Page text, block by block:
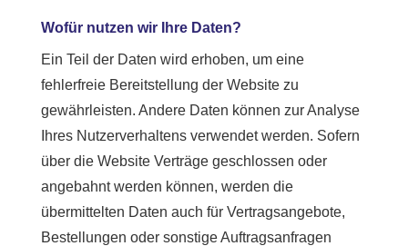
Wofür nutzen wir Ihre Daten?
Ein Teil der Daten wird erhoben, um eine
fehlerfreie Bereitstellung der Website zu
gewährleisten. Andere Daten können zur Analyse
Ihres Nutzerverhaltens verwendet werden. Sofern
über die Website Verträge geschlossen oder
angebahnt werden können, werden die
übermittelten Daten auch für Vertragsangebote,
Bestellungen oder sonstige Auftragsanfragen